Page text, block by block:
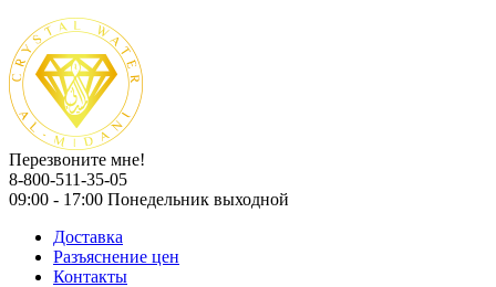
Перезвоните мне!
8-800-511-35-05
09:00 - 17:00 Понедельник выходной
Доставка
Разъяснение цен
Контакты